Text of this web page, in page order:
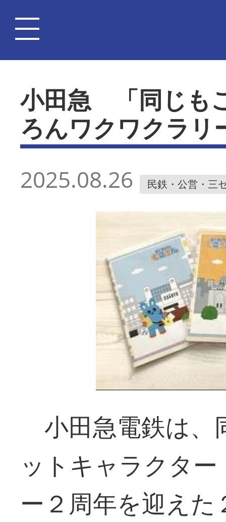
小田急 「同じも
ろんワクワクラリ
2025.08.26 民鉄・公営・三
小田急電鉄は、
ットキャラクタ
ー２周年を迎え